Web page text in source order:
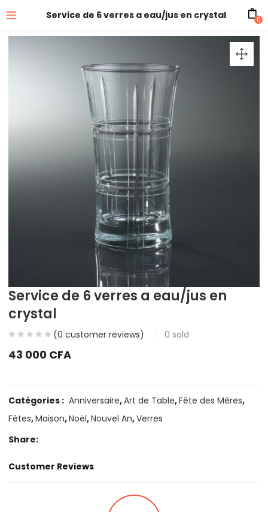
Service de 6 verres a eau/jus en crystal 0
Service de 6 verres a eau/jus en
crystal
(0 customer reviews) 0 sold
43 000 CFA
Catégories : Anniversaire,Art de Table,Fête des Mères,
Fêtes,Maison,Noël,Nouvel An,Verres
Share:
Customer Reviews